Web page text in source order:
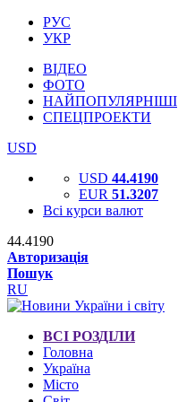
РУС
УКР
ВІДЕО
ФОТО
НАЙПОПУЛЯРНІШІ
СПЕЦПРОЕКТИ
USD
USD 44.4190
EUR 51.3207
Всі курси валют
44.4190
Авторизація
Пошук
RU
ВСІ РОЗДІЛИ
Головна
Україна
Місто